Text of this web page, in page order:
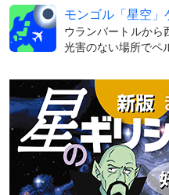
モンゴル「星空
ウランバートルから
光害のない場所でペ